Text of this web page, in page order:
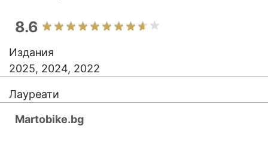
8.6
Издания
2025, 2024, 2022
Лауреати
Martobike.bg